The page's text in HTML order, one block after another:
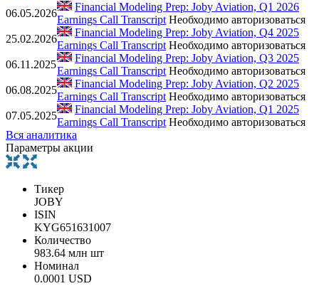
06.05.2026
Financial Modeling Prep: Joby Aviation, Q1 2026
Earnings Call Transcript Необходимо авторизоваться
25.02.2026
Financial Modeling Prep: Joby Aviation, Q4 2025
Earnings Call Transcript Необходимо авторизоваться
06.11.2025
Financial Modeling Prep: Joby Aviation, Q3 2025
Earnings Call Transcript Необходимо авторизоваться
06.08.2025
Financial Modeling Prep: Joby Aviation, Q2 2025
Earnings Call Transcript Необходимо авторизоваться
07.05.2025
Financial Modeling Prep: Joby Aviation, Q1 2025
Earnings Call Transcript Необходимо авторизоваться
Вся аналитика
Параметры акции
Тикер
JOBY
ISIN
KYG651631007
Количество
983.64 млн шт
Номинал
0.0001 USD